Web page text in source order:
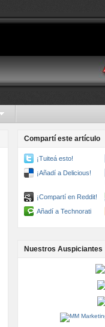
Compartí este artículo
¡Tuiteá esto!
¡Añadí a Delicious!
¡Compartí en Reddit!
Añadí a Technorati
Nuestros Auspiciantes